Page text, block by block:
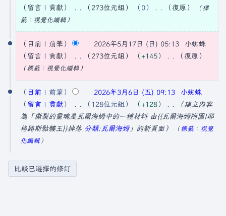
年
月
1
期
日
留言
貢獻 273位元組
0
無
編
輯
摘
要
復原
標
籤： 視覺化編輯
目前 前筆 2026年5月17日 (日) 05:13
小蜘蛛
留言
貢獻 273位元組
+145
無
編
輯
摘
要
復原
標籤： 視覺化編輯
2
月
目前 前筆 2026年3月6日 (五) 09:13
小蜘蛛
留言
貢獻 128位元組 +128
建立內容
為「撕裂的靈魂是瓦爾海姆中的一種材料 由{{瓦爾海姆附圖|耶
格路斯骷髏王}}掉落 分類:瓦爾海姆」的新頁面 標籤： 視覺
化編輯